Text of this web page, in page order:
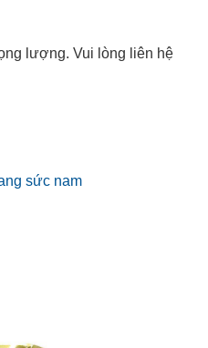
lượng. Vui lòng liên hệ
sức nam